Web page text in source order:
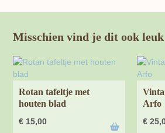
Misschien vind je dit ook leuk
Rotan tafeltje met
houten blad
€ 15,00
Arfo
€